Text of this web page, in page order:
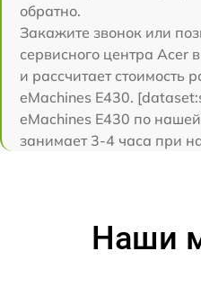
обратно.
Закажите звонок или
сервисного центра Acer
и рассчитает стоимость
eMachines E430.
eMachines E430 по
занимает 3-4 часа при
Наши